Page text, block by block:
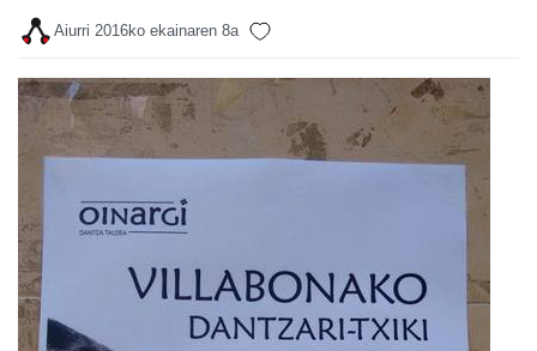
Aiurri 2016ko ekainaren 8a